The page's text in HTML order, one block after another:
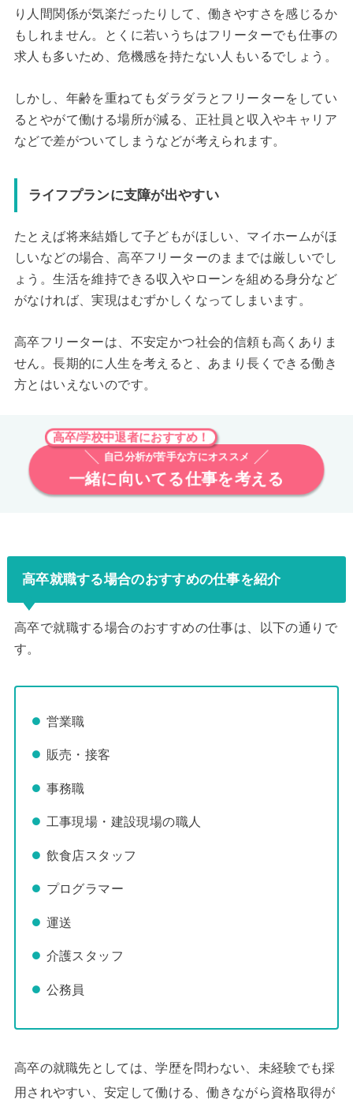
り人間関係が気楽だったりして、働きやすさを感じるか
もしれません。とくに若いうちはフリーターでも仕事の
求人も多いため、危機感を持たない人もいるでしょう。
しかし、年齢を重ねてもダラダラとフリーターをしてい
るとやがて働ける場所が減る、正社員と収入やキャリア
などで差がついてしまうなどが考えられます。
ライフプランに支障が出やすい
たとえば将来結婚して子どもがほしい、マイホームがほ
しいなどの場合、高卒フリーターのままでは厳しいでし
ょう。生活を維持できる収入やローンを組める身分など
がなければ、実現はむずかしくなってしまいます。
高卒フリーターは、不安定かつ社会的信頼も高くありま
せん。長期的に人生を考えると、あまり長くできる働き
方とはいえないのです。
高卒/学校中退者におすすめ！
自己分析が苦手な方にオススメ
一緒に向いてる仕事を考える
高卒就職する場合のおすすめの仕事を紹介
高卒で就職する場合のおすすめの仕事は、以下の通りで
す。
営業職
販売・接客
事務職
工事現場・建設現場の職人
飲食店スタッフ
プログラマー
運送
介護スタッフ
公務員
高卒の就職先としては、学歴を問わない、未経験でも採
用されやすい、安定して働ける、働きながら資格取得が